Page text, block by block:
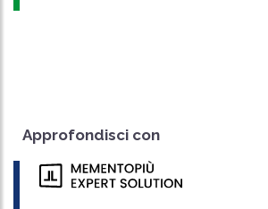
Approfondisci con